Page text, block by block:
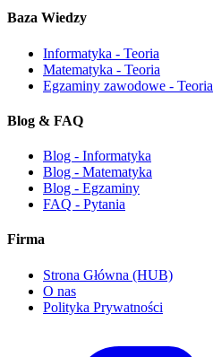
Baza Wiedzy
Informatyka - Teoria
Matematyka - Teoria
Egzaminy zawodowe - Teoria
Blog & FAQ
Blog - Informatyka
Blog - Matematyka
Blog - Egzaminy
FAQ - Pytania
Firma
Strona Główna (HUB)
O nas
Polityka Prywatności